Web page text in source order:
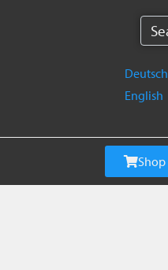
Deutsch
English
Shop